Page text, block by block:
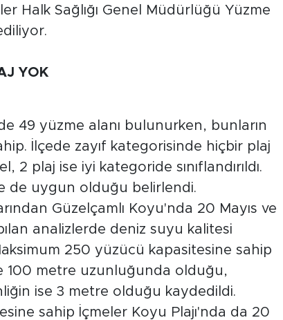
Halk Sağlığı Genel Müdürlüğü Yüzme
YOK
49 yüzme alanı bulunurken, bunların
İlçede zayıf kategorisinde hiçbir plaj
2 plaj ise iyi kategoride sınıflandırıldı.
de uygun olduğu belirlendi.
Güzelçamlı Koyu'nda 20 Mayıs ve
analizlerde deniz suyu kalitesi
250 yüzücü kapasitesine sahip
100 metre uzunluğunda olduğu,
ise 3 metre olduğu kaydedildi.
sahip İçmeler Koyu Plajı'nda da 20